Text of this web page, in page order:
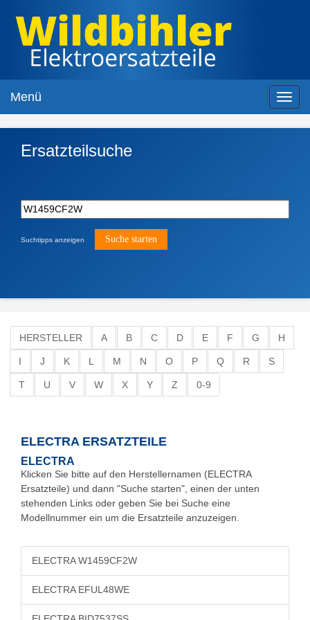
Menü
Ersatzteilsuche
Suchtipps anzeigen
HERSTELLER A B C D E F G H
I J K L M N O P Q R S
T U V W X Y Z 0-9
ELECTRA ERSATZTEILE
ELECTRA
Klicken Sie bitte auf den Herstellernamen (ELECTRA
Ersatzteile) und dann "Suche starten", einen der unten
stehenden Links oder geben Sie bei Suche eine
Modellnummer ein um die Ersatzteile anzuzeigen.
ELECTRA W1459CF2W
ELECTRA EFUL48WE